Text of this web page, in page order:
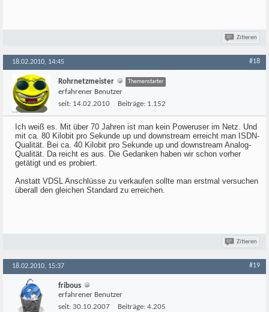
Zitieren
18.02.2010, 14:45 #18
Rohrnetzmeister Themenstarter
erfahrener Benutzer
seit: 14.02.2010 Beiträge: 1.152
Ich weiß es. Mit über 70 Jahren ist man kein Poweruser im Netz. Und
mit ca. 80 Kilobit pro Sekunde up und downstream erreicht man ISDN-
Qualität. Bei ca. 40 Kilobit pro Sekunde up und downstream Analog-
Qualität. Da reicht es aus. Die Gedanken haben wir schon vorher
getätigt und es probiert.
Anstatt VDSL Anschlüsse zu verkaufen sollte man erstmal versuchen
überall den gleichen Standard zu erreichen.
Zitieren
18.02.2010, 15:37 #19
fribous
erfahrener Benutzer
seit: 30.10.2007 Beiträge: 4.205